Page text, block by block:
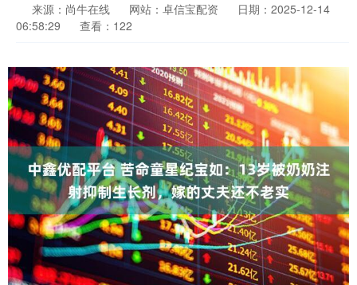
来源：尚牛在线 网站：卓信宝配资
日期：2025-12-14
06:58:29
查看：122